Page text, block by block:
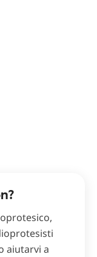
aiutarvi a